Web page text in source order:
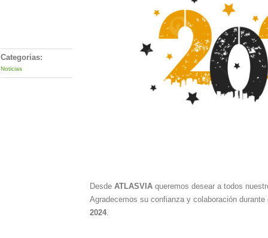
Categorias:
Noticias
Desde ATLASVIAqueremos desear a todos
Agradecemos su confianza y colaboración
2024.